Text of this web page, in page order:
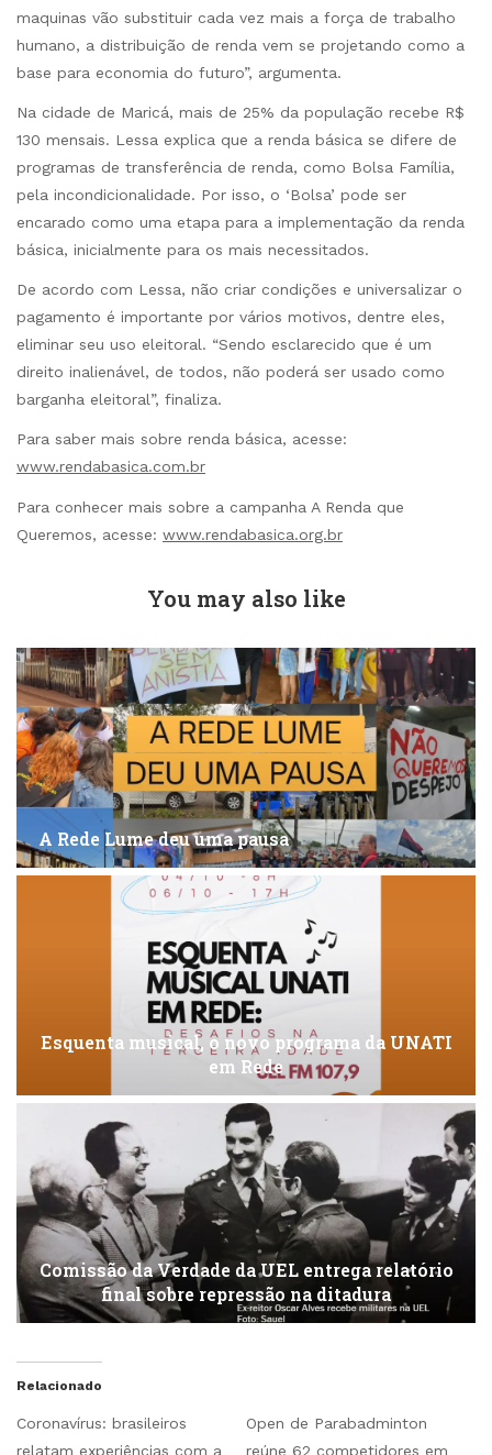
maquinas vão substituir cada vez mais a força de trabalho
humano, a distribuição de renda vem se projetando como a
base para economia do futuro”, argumenta.
Na cidade de Maricá, mais de 25% da população recebe R$
130 mensais. Lessa explica que a renda básica se difere de
programas de transferência de renda, como Bolsa Família,
pela incondicionalidade. Por isso, o ‘Bolsa’ pode ser
encarado como uma etapa para a implementação da renda
básica, inicialmente para os mais necessitados.
De acordo com Lessa, não criar condições e universalizar o
pagamento é importante por vários motivos, dentre eles,
eliminar seu uso eleitoral. “Sendo esclarecido que é um
direito inalienável, de todos, não poderá ser usado como
barganha eleitoral”, finaliza.
Para saber mais sobre renda básica, acesse:
www.rendabasica.com.br
Para conhecer mais sobre a campanha A Renda que
Queremos, acesse: www.rendabasica.org.br
You may also like
A Rede Lume deu uma pausa
Esquenta musical, o novo programa da UNATI
em Rede
Comissão da Verdade da UEL entrega relatório
final sobre repressão na ditadura
Relacionado
Coronavírus: brasileiros
relatam experiências com a
Open de Parabadminton
reúne 62 competidores em